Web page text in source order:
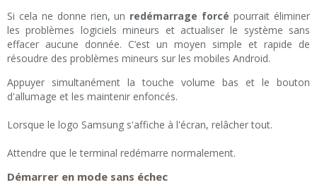
Si cela ne donne rien, un redémarrage forcé pourrait éliminer
les problèmes logiciels mineurs et actualiser le système sans
effacer aucune donnée. C’est un moyen simple et rapide de
résoudre des problèmes mineurs sur les mobiles Android.
Appuyer simultanément la touche volume bas et le bouton
d'allumage et les maintenir enfoncés.
Lorsque le logo Samsung s'affiche à l'écran, relâcher tout.
Attendre que le terminal redémarre normalement.
Démarrer en mode sans échec